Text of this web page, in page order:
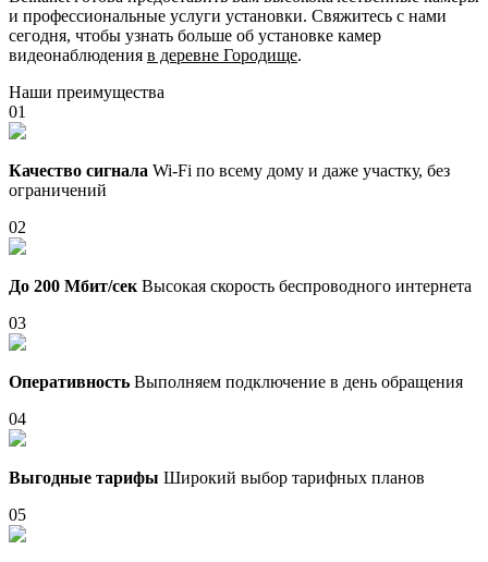
и профессиональные услуги установки. Свяжитесь с нами
сегодня, чтобы узнать больше об установке камер
видеонаблюдения в деревне Городище.
Наши преимущества
01
Качество сигнала Wi-Fi по всему дому и даже участку, без
ограничений
02
До 200 Мбит/сек Высокая скорость беспроводного интернета
03
Оперативность Выполняем подключение в день обращения
04
Выгодные тарифы Широкий выбор тарифных планов
05